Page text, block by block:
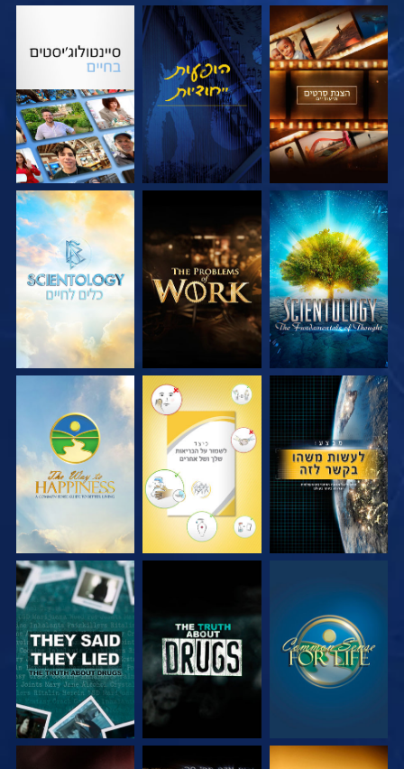
בדוק את הסדרה צפה בדוק את הסדרה
בדוק את הסדרה בדוק את הסדרה בדוק את הסדרה
צפה צפה
צפה צפה צפה